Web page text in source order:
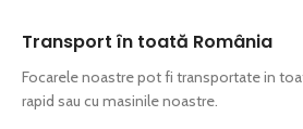
Transport în toată România​
Focarele noastre pot fi transportate in
rapid sau cu masinile noastre.